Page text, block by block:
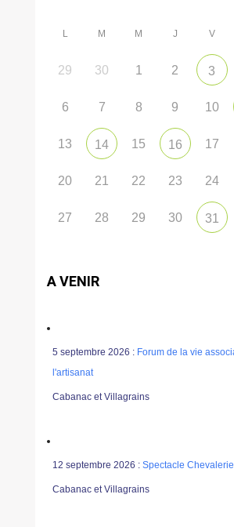
L M M J V
29 30 1 2 3
6 7 8 9 10
13 14 15 16 17
20 21 22 23 24
27 28 29 30 31
A VENIR
5 septembre 2026 : Forum de la vie
l'artisanat
Cabanac et Villagrains
12 septembre 2026 : Spectacle
Cabanac et Villagrains